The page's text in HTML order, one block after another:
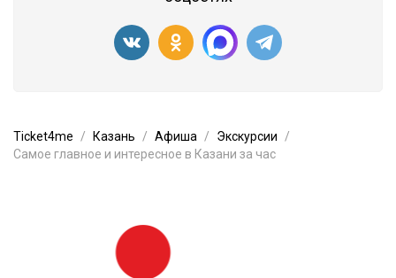
Ticket4me Казань Афиша
Экскурсии
Самое главное и интересное в Казани за час